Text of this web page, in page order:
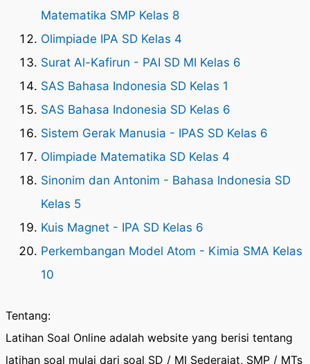
Matematika SMP Kelas 8
Olimpiade IPA SD Kelas 4
Surat Al-Kafirun - PAI SD MI Kelas 6
SAS Bahasa Indonesia SD Kelas 1
SAS Bahasa Indonesia SD Kelas 6
Sistem Gerak Manusia - IPAS SD Kelas 6
Olimpiade Matematika SD Kelas 4
Sinonim dan Antonim - Bahasa Indonesia SD
Kelas 5
Kuis Magnet - IPA SD Kelas 6
Perkembangan Model Atom - Kimia SMA Kelas
10
Tentang:
Latihan Soal Online adalah website yang berisi tentang
latihan soal mulai dari soal SD / MI Sederajat, SMP / MTs